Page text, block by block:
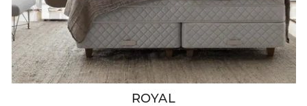
ROYAL